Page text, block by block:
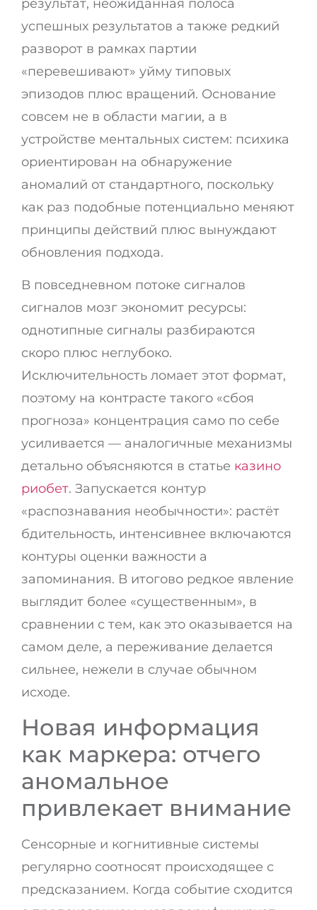
результат, неожиданная полоса
успешных результатов а также редкий
разворот в рамках партии
«перевешивают» уйму типовых
эпизодов плюс вращений. Основание
совсем не в области магии, а в
устройстве ментальных систем: психика
ориентирован на обнаружение
аномалий от стандартного, поскольку
как раз подобные потенциально меняют
принципы действий плюс вынуждают
обновления подхода.
В повседневном потоке сигналов
сигналов мозг экономит ресурсы:
однотипные сигналы разбираются
скоро плюс неглубоко.
Исключительность ломает этот формат,
поэтому на контрасте такого «сбоя
прогноза» концентрация само по себе
усиливается — аналогичные механизмы
детально объясняются в статье казино
риобет. Запускается контур
«распознавания необычности»: растёт
бдительность, интенсивнее включаются
контуры оценки важности а
запоминания. В итогово редкое явление
выглядит более «существенным», в
сравнении с тем, как это оказывается на
самом деле, а переживание делается
сильнее, нежели в случае обычном
исходе.
Новая информация
как маркера: отчего
аномальное
привлекает внимание
Сенсорные и когнитивные системы
регулярно соотносят происходящее с
предсказанием. Когда событие сходится